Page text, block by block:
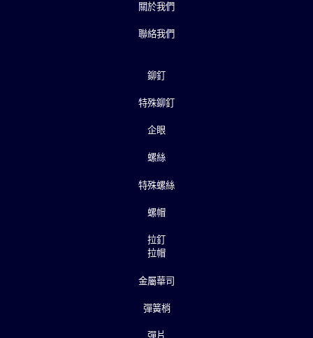
關於我們
聯絡我們
鉚釘
特殊鉚釘
企眼
螺絲
特殊螺絲
螺帽
拉釘
拉帽
金屬華司
彈簧梢
彈片